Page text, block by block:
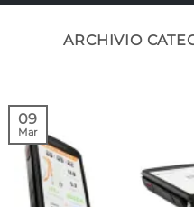
ARCHIVIO
09
Mar